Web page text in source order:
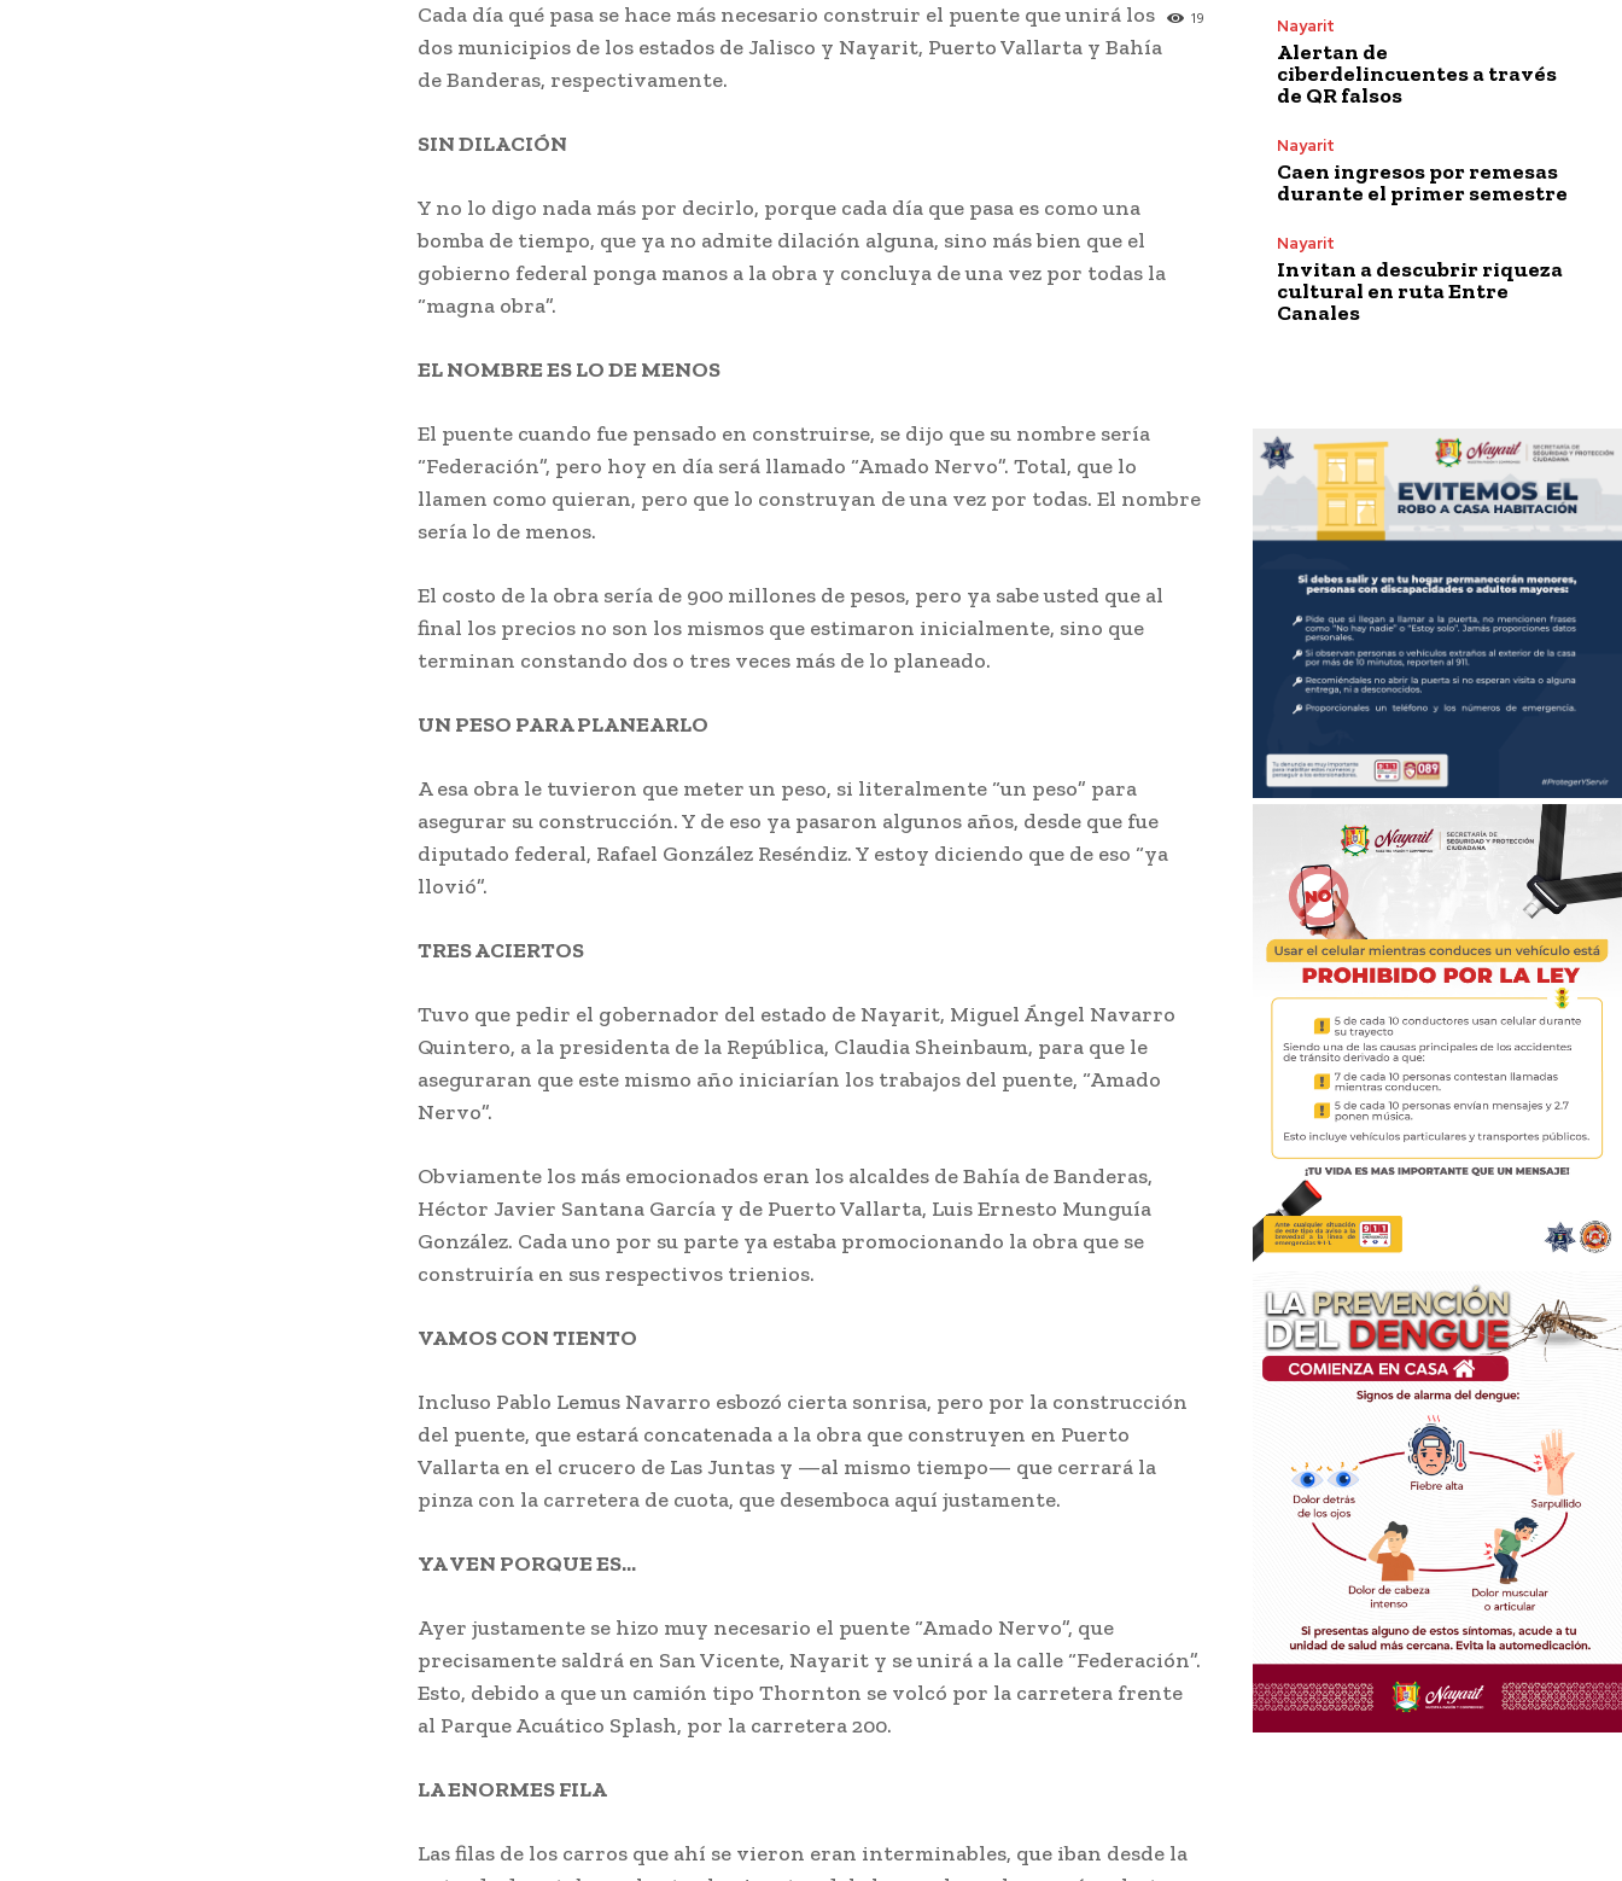
19
Cada día qué pasa se hace más necesario construir el puente que unirá los
dos municipios de los estados de Jalisco y Nayarit, Puerto Vallarta y Bahía
de Banderas, respectivamente.
SIN DILACIÓN
Y no lo digo nada más por decirlo, porque cada día que pasa es como una
bomba de tiempo, que ya no admite dilación alguna, sino más bien que el
gobierno federal ponga manos a la obra y concluya de una vez por todas la
“magna obra”.
EL NOMBRE ES LO DE MENOS
El puente cuando fue pensado en construirse, se dijo que su nombre sería
“Federación”, pero hoy en día será llamado “Amado Nervo”. Total, que lo
llamen como quieran, pero que lo construyan de una vez por todas. El nombre
sería lo de menos.
El costo de la obra sería de 900 millones de pesos, pero ya sabe usted que al
final los precios no son los mismos que estimaron inicialmente, sino que
terminan constando dos o tres veces más de lo planeado.
UN PESO PARA PLANEARLO
A esa obra le tuvieron que meter un peso, si literalmente “un peso” para
asegurar su construcción. Y de eso ya pasaron algunos años, desde que fue
diputado federal, Rafael González Reséndiz. Y estoy diciendo que de eso “ya
llovió”.
TRES ACIERTOS
Tuvo que pedir el gobernador del estado de Nayarit, Miguel Ángel Navarro
Quintero, a la presidenta de la República, Claudia Sheinbaum, para que le
aseguraran que este mismo año iniciarían los trabajos del puente, “Amado
Nervo”.
Obviamente los más emocionados eran los alcaldes de Bahía de Banderas,
Héctor Javier Santana García y de Puerto Vallarta, Luis Ernesto Munguía
González. Cada uno por su parte ya estaba promocionando la obra que se
construiría en sus respectivos trienios.
VAMOS CON TIENTO
Incluso Pablo Lemus Navarro esbozó cierta sonrisa, pero por la construcción
del puente, que estará concatenada a la obra que construyen en Puerto
Vallarta en el crucero de Las Juntas y —al mismo tiempo— que cerrará la
pinza con la carretera de cuota, que desemboca aquí justamente.
YA VEN PORQUE ES…
Ayer justamente se hizo muy necesario el puente “Amado Nervo”, que
precisamente saldrá en San Vicente, Nayarit y se unirá a la calle “Federación”.
Esto, debido a que un camión tipo Thornton se volcó por la carretera frente
al Parque Acuático Splash, por la carretera 200.
LA ENORMES FILA
Las filas de los carros que ahí se vieron eran interminables, que iban desde la
Nayarit
Alertan de
ciberdelincuentes a través
de QR falsos
Nayarit
Caen ingresos por remesas
durante el primer semestre
Nayarit
Invitan a descubrir riqueza
cultural en ruta Entre
Canales